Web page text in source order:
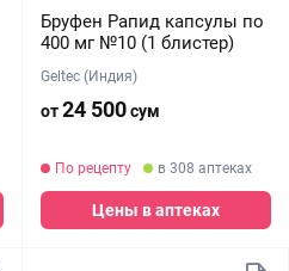
Бруфен Рапид капсулы по
400 мг №10 (1 блистер)
Geltec (Индия)
от24 500сум
По рецепту в 308 аптеках
Цены в аптеках